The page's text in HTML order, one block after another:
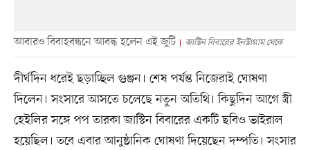
আবারও বিবাহবন্ধনে আবদ্ধ হলেন এই জুটি জাস্টিন বিবারের ইনস্টাগ্রাম থেকে
দীর্ঘদিন ধরেই ছড়াচ্ছিল গুঞ্জন। শেষ পর্যন্ত নিজেরাই ঘোষণা
দিলেন। সংসারে আসতে চলেছে নতুন অতিথি। কিছুদিন আগে স্ত্রী
হেইলির সঙ্গে পপ তারকা জাস্টিন বিবারের একটি ছবিও ভাইরাল
হয়েছিল। তবে এবার আনুষ্ঠানিক ঘোষণা দিয়েছেন দম্পতি। সংসার